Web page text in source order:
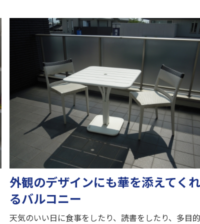
外観のデザインにも華を添えてく
るバルコニー
天気のいい日に食事をしたり、読書をしたり、多目